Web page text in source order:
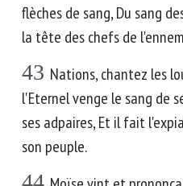
flèches de sang, Du sang
la tête des chefs de
43 Nations, chantez les
l'Eternel venge le sang de
ses adpaires, Et il fait
son peuple.